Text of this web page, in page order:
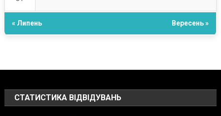
« Липень Вересень »
СТАТИСТИКА ВІДВІДУВАНЬ